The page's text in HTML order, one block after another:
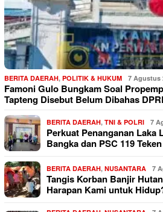
BERITA DAERAH, POLITIK & HUKUM 7 Agustus
Famoni Gulo Bungkam Soal
Tapteng Disebut Belum Dibahas
BERITA DAERAH, TNI & POLRI 7
Perkuat Penanganan Laka
Bangka dan PSC 119
BERITA DAERAH, NUSANTARA 7
Tangis Korban Banjir
Harapan Kami untuk